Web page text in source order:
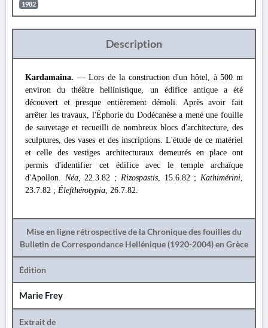
1982
Description
Kardamaina. — Lors de la construction d'un hôtel, à 500 m
environ du théâtre hellinistique, un édifice antique a été
découvert et presque entièrement démoli. Après avoir fait
arrêter les travaux, l'Éphorie du Dodécanèse a mené une fouille
de sauvetage et recueilli de nombreux blocs d'architecture, des
sculptures, des vases et des inscriptions. L'étude de ce matériel
et celle des vestiges architecturaux demeurés en place ont
permis d'identifier cet édifice avec le temple archaïque
d'Apollon. Néa, 22.3.82 ; Rizospastis, 15.6.82 ;Kathimérini,
23.7.82 ; Élefthérotypia, 26.7.82.
Mise en ligne rétrospective de la Chronique des fouilles du
Bulletin de Correspondance Hellénique (1920-2004) en Grèce
Édition
Marie Frey
Extrait de